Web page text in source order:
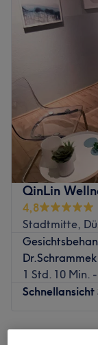
QinLin
4,8
Stadtmitte,
1 Std. 10 Min.
Schnellansicht
Montag